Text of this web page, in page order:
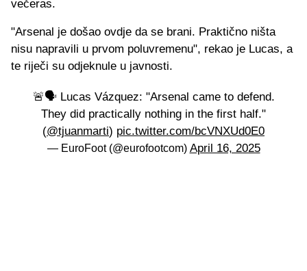
večeras.
"Arsenal je došao ovdje da se brani. Praktično ništa
nisu napravili u prvom poluvremenu", rekao je Lucas, a
te riječi su odjeknule u javnosti.
🚨🗣️ Lucas Vázquez: "Arsenal came to defend.
They did practically nothing in the first half."
(@tjuanmarti) pic.twitter.com/bcVNXUd0E0
— EuroFoot (@eurofootcom) April 16, 2025